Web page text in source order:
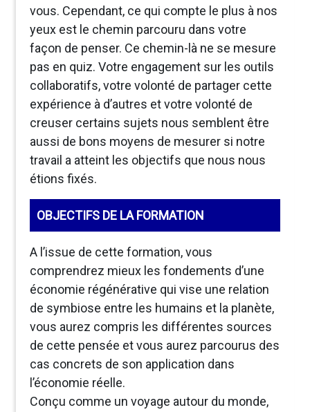
vous. Cependant, ce qui compte le plus à nos
yeux est le chemin parcouru dans votre
façon de penser. Ce chemin-là ne se mesure
pas en quiz. Votre engagement sur les outils
collaboratifs, votre volonté de partager cette
expérience à d’autres et votre volonté de
creuser certains sujets nous semblent être
aussi de bons moyens de mesurer si notre
travail a atteint les objectifs que nous nous
étions fixés.
OBJECTIFS DE LA FORMATION
A l’issue de cette formation, vous
comprendrez mieux les fondements d’une
économie régénérative qui vise une relation
de symbiose entre les humains et la planète,
vous aurez compris les différentes sources
de cette pensée et vous aurez parcourus des
cas concrets de son application dans
l’économie réelle.
Conçu comme un voyage autour du monde,